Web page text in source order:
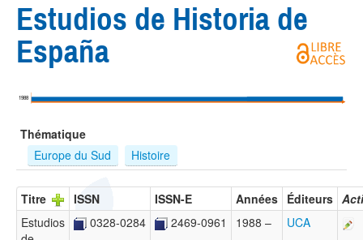
Listes
Recherche
EN
ES
?
Estudios de Historia de
España
1988
Thématique
Europe du Sud
Histoire
Titre ISSN ISSN-E Années Éditeurs
Estudios
0328-0284 2469-0961
1988 –
UCA